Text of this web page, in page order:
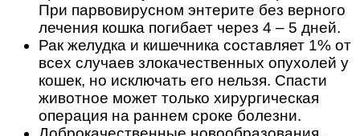
При парвовирусном энтерите без верного
лечения кошка погибает через 4 – 5 дней.
Рак желудка и кишечника составляет 1% от
всех случаев злокачественных опухолей у
кошек, но исключать его нельзя. Спасти
животное может только хирургическая
операция на раннем сроке болезни.